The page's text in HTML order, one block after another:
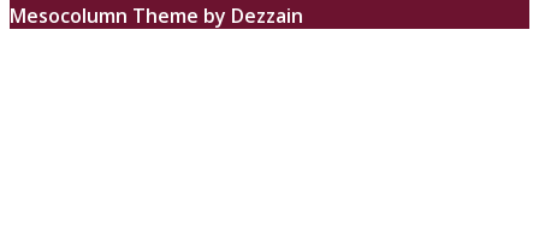
Mesocolumn Theme by Dezzain